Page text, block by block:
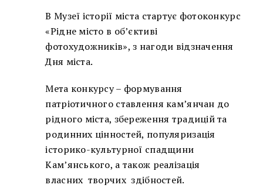
В Музеї історії міста стартує фотоконкурс
«Рідне місто в об’єктиві
фотохудожників», з нагоди відзначення
Дня міста.
Мета конкурсу – формування
патріотичного ставлення кам’янчан до
рідного міста, збереження традицій та
родинних цінностей, популяризація
історико-культурної спадщини
Кам’янського, а також реалізація
власних творчих здібностей.